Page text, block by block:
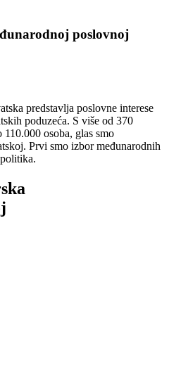
poslovnoj
predstavlja poslovne interese
poduzeća. S više od 370
osoba, glas smo
Prvi smo izbor međunarodnih